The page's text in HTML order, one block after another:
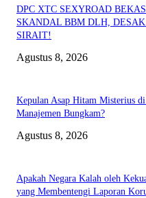
DPC XTC SEXYROAD
SKANDAL BBM DLH,
SIRAIT!
Agustus 8, 2026
Kepulan Asap Hitam Misterius
Manajemen Bungkam?
Agustus 8, 2026
Apakah Negara Kalah oleh
yang Membentengi Laporan